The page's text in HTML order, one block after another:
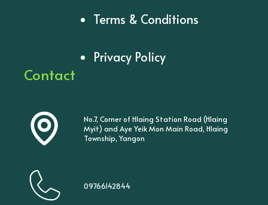
Terms & Conditions
Privacy Policy
Contact
No.7, Corner of Hlaing Station Road (Hlaing
Myit) and Aye Yeik Mon Main Road, Hlaing
Township, Yangon
09766142844